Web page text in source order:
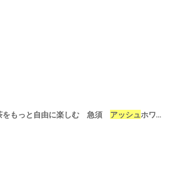
もっと自由に楽しむ 急須 アッシュホワイト クリアグレー エバーグリーン